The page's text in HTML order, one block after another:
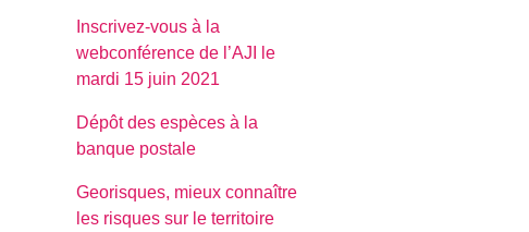
Inscrivez-vous à la
webconférence de l’AJI le
mardi 15 juin 2021
Dépôt des espèces à la
banque postale
Georisques, mieux connaître
les risques sur le territoire